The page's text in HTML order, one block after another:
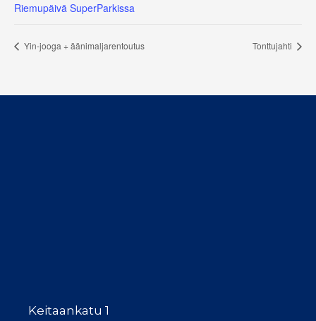
Riemupäivä SuperParkissa
Yin-jooga + äänimaljarentoutus Tonttujahti
Keitaankatu 1